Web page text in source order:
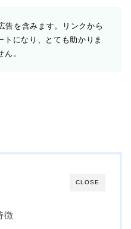
告を含みます。リンクから
トになり、とても助かりま
。
CLOSE
徴